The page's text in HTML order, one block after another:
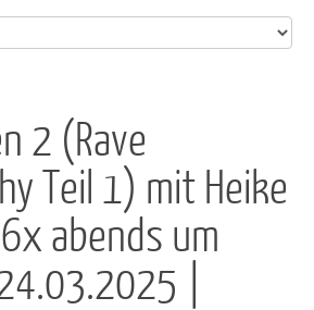
2 (Rave
Teil 1) mit Heike
abends um
|